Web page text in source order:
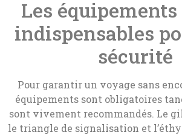
Les équipements
indispensables
sécurité
Pour garantir un voyage sans
équipements sont obligatoires
sont vivement recommandés. Le
le triangle de signalisation et